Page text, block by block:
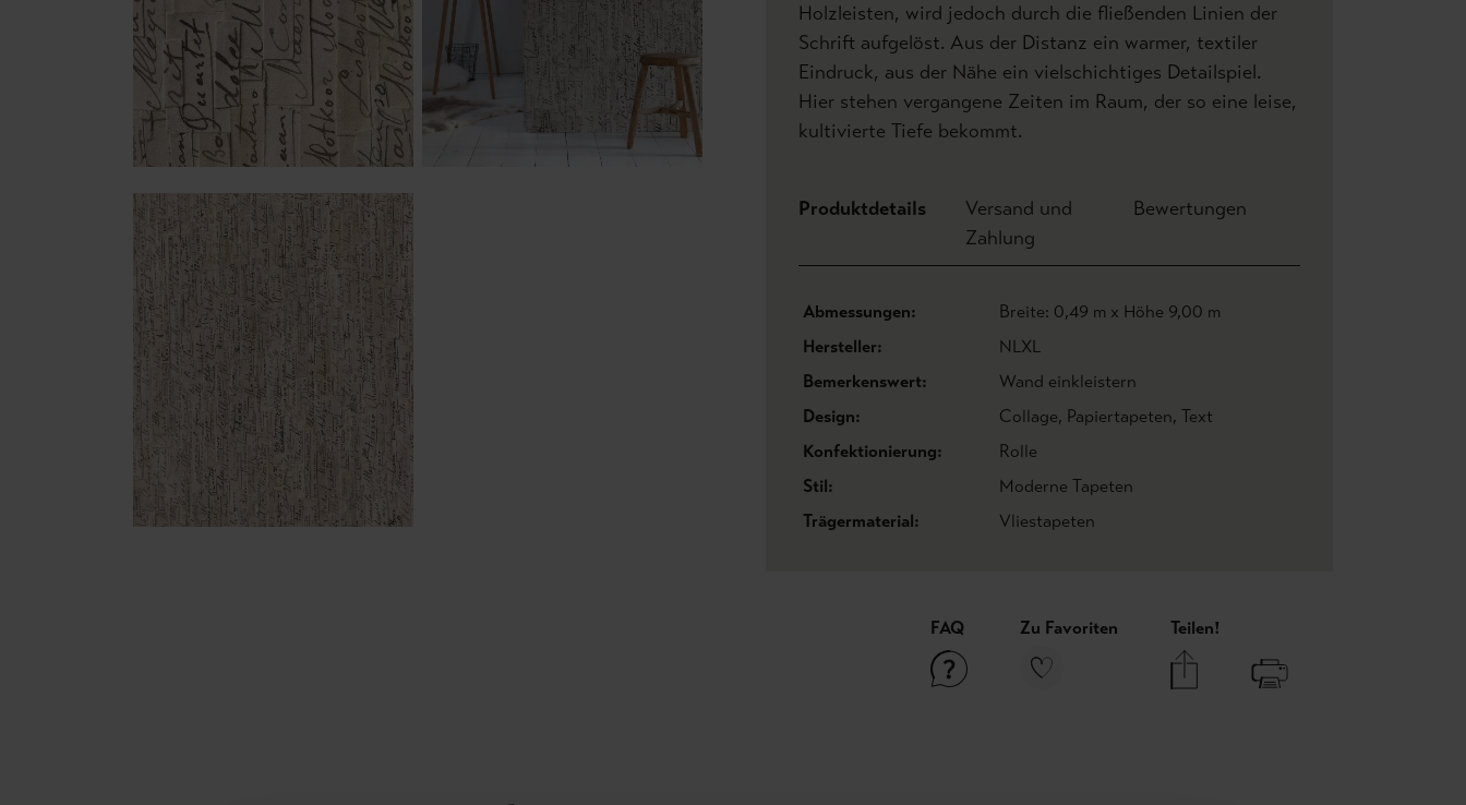
Holzleisten, wird jedoch durch die fließenden Linien der
Schrift aufgelöst. Aus der Distanz ein warmer, textiler
Eindruck, aus der Nähe ein vielschichtiges Detailspiel.
Hier stehen vergangene Zeiten im Raum, der so eine leise,
kultivierte Tiefe bekommt.
Produktdetails
Versand und
Zahlung
Bewertungen
Abmessungen:
Breite: 0,49 m x Höhe 9,00 m
Hersteller:
NLXL
Bemerkenswert:
Wand einkleistern
Design:
Collage, Papiertapeten, Text
Konfektionierung:
Rolle
Stil:
Moderne Tapeten
Trägermaterial:
Vliestapeten
FAQ Zu Favoriten Teilen!